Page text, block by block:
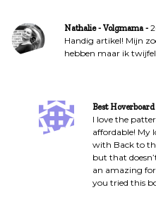
Nathalie - Volgmama
Handig artikel! Mijn
hebben maar ik twijfel
Best Hoverboard
I love the
affordable! My
with Back to
but that
an amazing
you tried this